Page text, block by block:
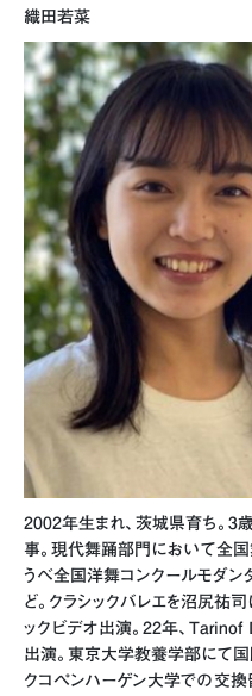
織田若菜
2002年生まれ、茨城県育ち。3
事。現代舞踊部門において全
うべ全国洋舞コンクールモダン
ど。クラシックバレエを沼尻祐
ックビデオ出演。22年、
出演。東京大学教養学部にて
クコペンハーゲン大学での交